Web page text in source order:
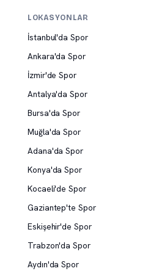
LOKASYONLAR
İstanbul'da Spor
Ankara'da Spor
İzmir'de Spor
Antalya'da Spor
Bursa'da Spor
Muğla'da Spor
Adana'da Spor
Konya'da Spor
Kocaeli'de Spor
Gaziantep'te Spor
Eskişehir'de Spor
Trabzon'da Spor
Aydın'da Spor